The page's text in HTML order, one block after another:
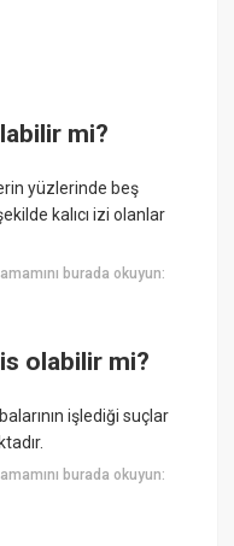
mi?
yüzlerinde beş
kalıcı izi olanlar
burada okuyun:
olabilir mi?
işlediği suçlar
burada okuyun: